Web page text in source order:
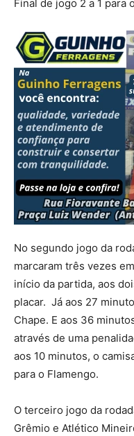
Final de jogo 2 a 1 para
No segundo jogo da
marcaram três vezes
início da partida, aos
placar. Já aos 27
Chape. E aos 36
através de uma
aos 10 minutos, o
para o Flamengo.
O terceiro jogo da
Grêmio e Atlético